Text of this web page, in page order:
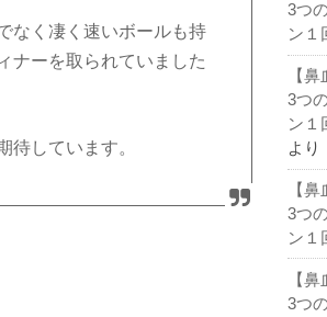
なく凄く速いボールも持
ナーを取られていました
待しています。
3つ
ン１
【
3つ
ン１
より
【
3つ
ン１
【
3つ